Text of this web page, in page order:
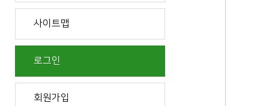
사이트맵
로그인
회원가입